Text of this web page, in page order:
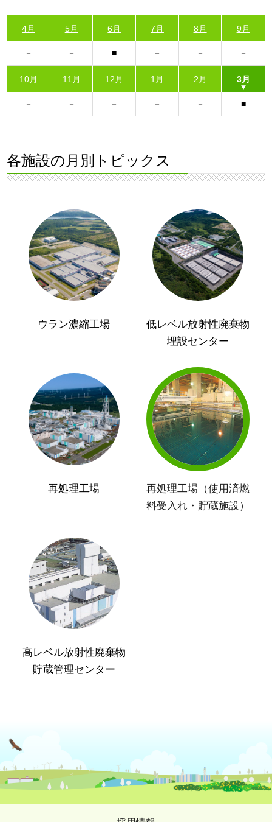
4月 5月 6月 7月 8月 9月
10月 11月 12月 1月 2月 3月
各施設の月別トピックス
ウラン濃縮工場
低レベル放射性廃棄物
埋設センター
再処理工場
再処理工場（使用済燃
料受入れ・貯蔵施設）
高レベル放射性廃棄物
貯蔵管理センター